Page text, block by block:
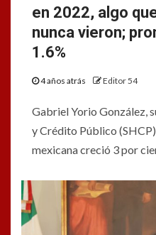
en 2022, algo
nunca vieron;
1.6%
4 años atrás Editor 54
Gabriel Yorio González,
y Crédito Público
mexicana creció 3 por